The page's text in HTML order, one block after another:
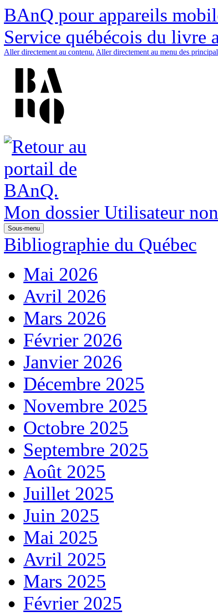
BAnQ pour appareils
Service québécois du livre
Aller directement au contenu. Aller directement au menu des
Mon dossier Utilisateur
Sous-menu
Bibliographie du Québec
Mai 2026
Avril 2026
Mars 2026
Février 2026
Janvier 2026
Décembre 2025
Novembre 2025
Octobre 2025
Septembre 2025
Août 2025
Juillet 2025
Juin 2025
Mai 2025
Avril 2025
Mars 2025
Février 2025